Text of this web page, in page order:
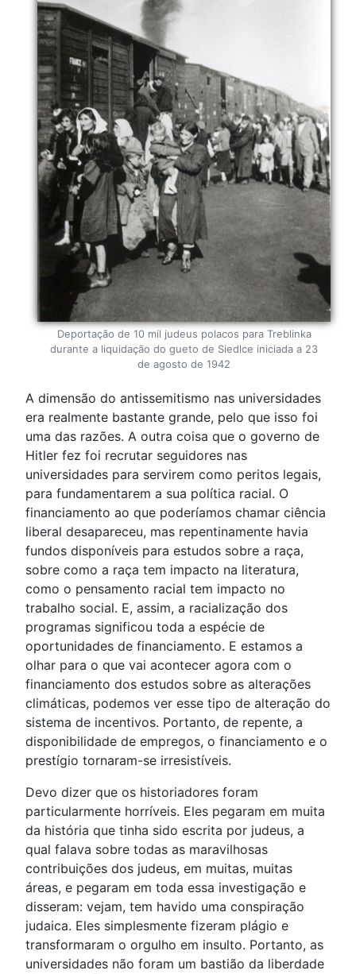
Deportação de 10 mil judeus polacos para Treblinka
durante a liquidação do gueto de Siedlce iniciada a 23
de agosto de 1942
A dimensão do antissemitismo nas universidades
era realmente bastante grande, pelo que isso foi
uma das razões. A outra coisa que o governo de
Hitler fez foi recrutar seguidores nas
universidades para servirem como peritos legais,
para fundamentarem a sua política racial. O
financiamento ao que poderíamos chamar ciência
liberal desapareceu, mas repentinamente havia
fundos disponíveis para estudos sobre a raça,
sobre como a raça tem impacto na literatura,
como o pensamento racial tem impacto no
trabalho social. E, assim, a racialização dos
programas significou toda a espécie de
oportunidades de financiamento. E estamos a
olhar para o que vai acontecer agora com o
financiamento dos estudos sobre as alterações
climáticas, podemos ver esse tipo de alteração do
sistema de incentivos. Portanto, de repente, a
disponibilidade de empregos, o financiamento e o
prestígio tornaram-se irresistíveis.
Devo dizer que os historiadores foram
particularmente horríveis. Eles pegaram em muita
da história que tinha sido escrita por judeus, a
qual falava sobre todas as maravilhosas
contribuições dos judeus, em muitas, muitas
áreas, e pegaram em toda essa investigação e
disseram: vejam, tem havido uma conspiração
judaica. Eles simplesmente fizeram plágio e
transformaram o orgulho em insulto. Portanto, as
universidades não foram um bastião da liberdade